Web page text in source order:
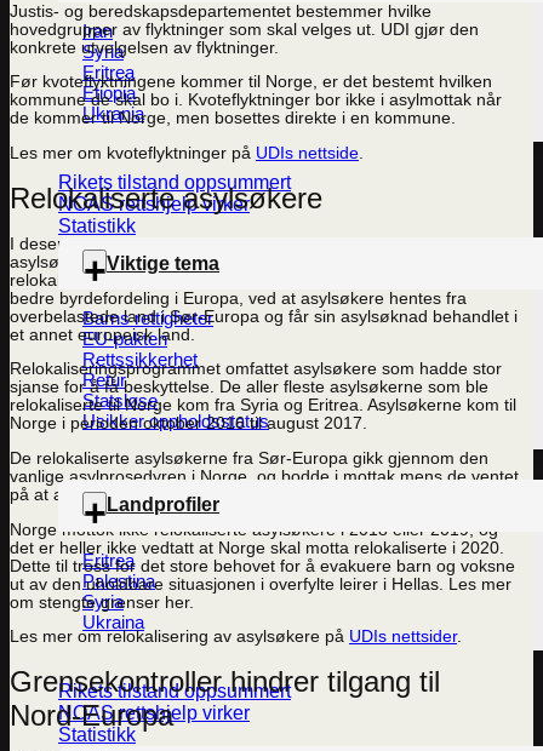
Iran
Syria
Eritrea
Etiopia
Ukrania
Rikets tilstand oppsummert
NOAS rettshjelp virker
Statistikk
Viktige tema
Barns rettigheter
EU-pakten
Rettssikkerhet
Retur
Statsløse
Usikker oppholdsstatus
Landprofiler
Eritrea
Palestina
Syria
Ukraina
Rikets tilstand oppsummert
NOAS rettshjelp virker
Statistikk
Justis- og beredskapsdepartementet bestemmer hvilke
hovedgrupper av flyktninger som skal velges ut. UDI gjør den
konkrete utvelgelsen av flyktninger.
Før kvoteflyktningene kommer til Norge, er det bestemt hvilken
kommune de skal bo i. Kvoteflyktninger bor ikke i asylmottak når
de kommer til Norge, men bosettes direkte i en kommune.
Les mer om kvoteflyktninger på UDIs nettside.
Relokaliserte asylsøkere
I desember 2015 vedtok Stortinget at Norge skulle ta imot 1500
asylsøkere fra Italia og Hellas gjennom EUs
relokaliseringsprogram. Målet med programmet var å oppnå
bedre byrdefordeling i Europa, ved at asylsøkere hentes fra
overbelastede land i Sør-Europa og får sin asylsøknad behandlet i
et annet europeisk land.
Relokaliseringsprogrammet omfattet asylsøkere som hadde stor
sjanse for å få beskyttelse. De aller fleste asylsøkerne som ble
relokaliserte til Norge kom fra Syria og Eritrea. Asylsøkerne kom til
Norge i perioden oktober 2016 til august 2017.
De relokaliserte asylsøkerne fra Sør-Europa gikk gjennom den
vanlige asylprosedyren i Norge, og bodde i mottak mens de ventet
på at asylsøknaden ble vurdert.
Norge mottok ikke relokaliserte asylsøkere i 2018 eller 2019, og
det er heller ikke vedtatt at Norge skal motta relokaliserte i 2020.
Dette til tross for det store behovet for å evakuere barn og voksne
ut av den uholdbare situasjonen i overfylte leirer i Hellas. Les mer
om stengte grenser her.
Les mer om relokalisering av asylsøkere på UDIs nettsider.
Grensekontroller hindrer tilgang til
Nord-Europa